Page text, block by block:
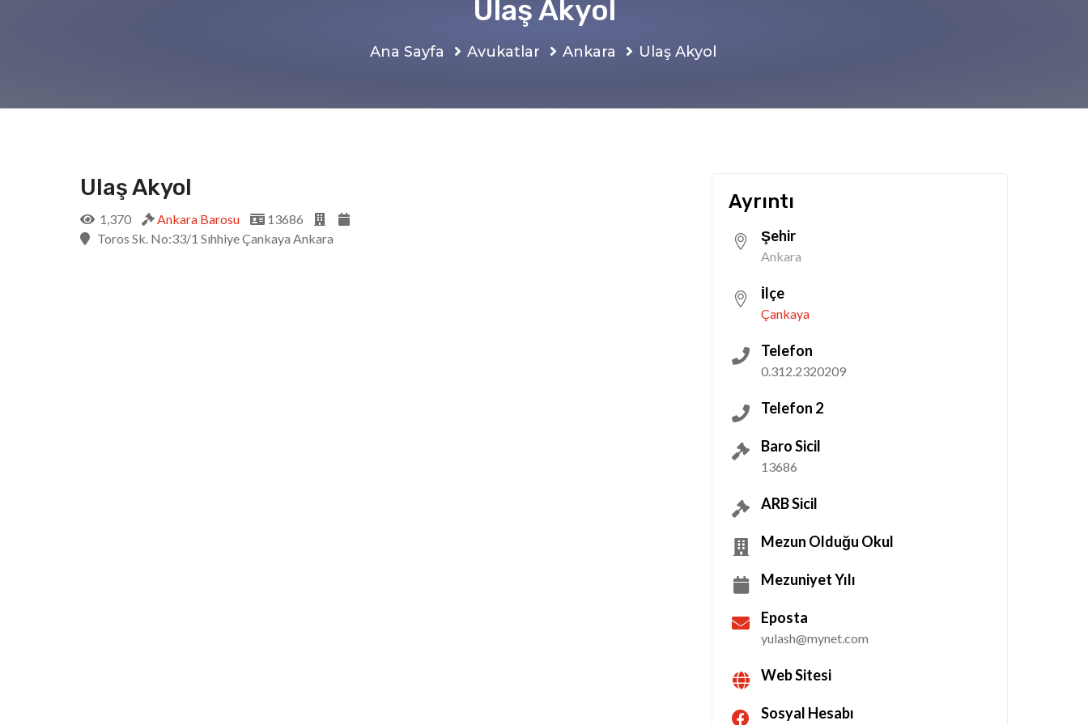
Ulaş Akyol
Ana Sayfa Avukatlar Ankara Ulaş Akyol
Ulaş Akyol
1,370 Ankara Barosu
13686
Toros Sk. No:33/1 Sıhhiye Çankaya Ankara
Ayrıntı
Şehir
Ankara
İlçe
Çankaya
Telefon
0.312.2320209
Telefon 2
Baro Sicil
13686
ARB Sicil
Mezun Olduğu Okul
Mezuniyet Yılı
Eposta
yulash@mynet.com
Web Sitesi
Sosyal Hesabı